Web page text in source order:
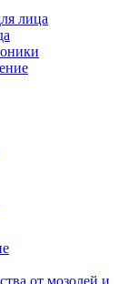
лица
от мозолей и